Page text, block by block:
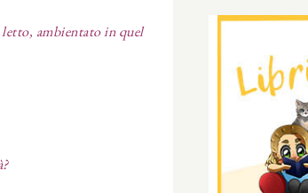
letto, ambientato in quel